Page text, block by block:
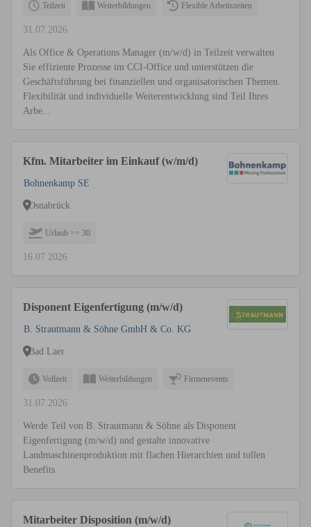
Teilzeit Weiterbildungen Flexible Arbeitszeiten
31.07.2026
Als Office & Operations Manager (m/w/d) in Teilzeit verwalten
Sie effiziente Prozesse im CCI-Office und unterstützen die
Geschäftsführung bei finanziellen und organisatorischen Themen.
Flexibilität und individuelle Weiterentwicklung sind Teil Ihres
Arbe...
Kfm. Mitarbeiter im Einkauf (w/m/d)
Bohnenkamp SE
Osnabrück
Urlaub >= 30
16.07.2026
Disponent Eigenfertigung (m/w/d)
B. Strautmann & Söhne GmbH & Co. KG
Bad Laer
Vollzeit Weiterbildungen Firmenevents
31.07.2026
Werde Teil von B. Strautmann & Söhne als Disponent
Eigenfertigung (m/w/d) und gestalte innovative
Landmaschinenproduktion mit flachen Hierarchien und tollen
Benefits.
Mitarbeiter Disposition (m/w/d)